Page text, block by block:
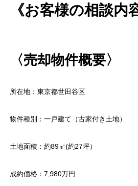
《お客様の相談内
〈売却物件概要〉
所在地：東京都世田谷区
物件種別：一戸建て（古家付き土地）
土地面積：約89㎡(約27坪）
成約価格：7,980万円